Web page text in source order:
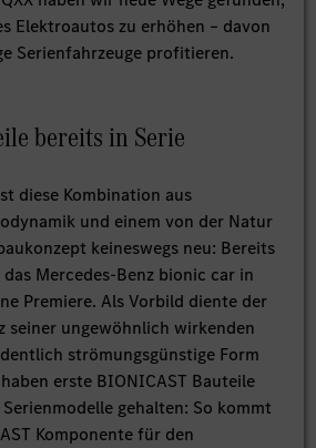
Elektroautos zu erhöhen – davon
Serienfahrzeuge profitieren.
bereits in Serie
diese Kombination aus
und einem von der Natur
keineswegs neu: Bereits
Mercedes-Benz bionic car in
Premiere. Als Vorbild diente der
seiner ungewöhnlich wirkenden
strömungsgünstige Form
erste BIONICAST Bauteile
gehalten: So kommt
Komponente für den